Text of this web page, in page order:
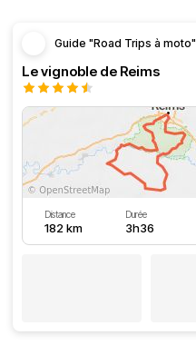
Guide "Road Trips à moto"
Le vignoble de Reims
Distance
182 km
Durée
3h36